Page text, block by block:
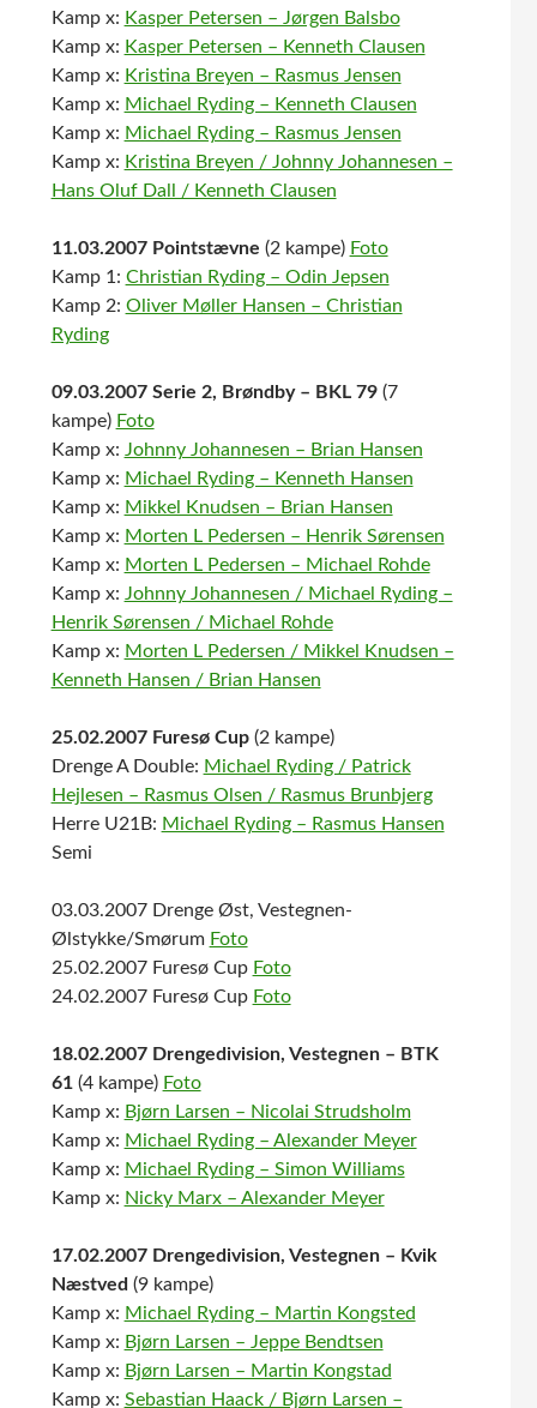
Kamp x: Kasper Petersen – Jørgen Balsbo
Kamp x: Kasper Petersen – Kenneth Clausen
Kamp x: Kristina Breyen – Rasmus Jensen
Kamp x: Michael Ryding – Kenneth Clausen
Kamp x: Michael Ryding – Rasmus Jensen
Kamp x: Kristina Breyen / Johnny Johannesen –
Hans Oluf Dall / Kenneth Clausen
11.03.2007 Pointstævne (2 kampe) Foto
Kamp 1: Christian Ryding – Odin Jepsen
Kamp 2: Oliver Møller Hansen – Christian
Ryding
09.03.2007 Serie 2, Brøndby – BKL 79(7
kampe) Foto
Kamp x: Johnny Johannesen – Brian Hansen
Kamp x: Michael Ryding – Kenneth Hansen
Kamp x: Mikkel Knudsen – Brian Hansen
Kamp x: Morten L Pedersen – Henrik Sørensen
Kamp x: Morten L Pedersen – Michael Rohde
Kamp x: Johnny Johannesen / Michael Ryding –
Henrik Sørensen / Michael Rohde
Kamp x: Morten L Pedersen / Mikkel Knudsen –
Kenneth Hansen / Brian Hansen
25.02.2007 Furesø Cup(2 kampe)
Drenge A Double: Michael Ryding / Patrick
Hejlesen – Rasmus Olsen / Rasmus Brunbjerg
Herre U21B: Michael Ryding – Rasmus Hansen
Semi
03.03.2007 Drenge Øst, Vestegnen-
Ølstykke/Smørum Foto
25.02.2007 Furesø Cup Foto
24.02.2007 Furesø Cup Foto
18.02.2007 Drengedivision, Vestegnen – BTK
61(4 kampe) Foto
Kamp x: Bjørn Larsen – Nicolai Strudsholm
Kamp x: Michael Ryding – Alexander Meyer
Kamp x: Michael Ryding – Simon Williams
Kamp x: Nicky Marx – Alexander Meyer
17.02.2007 Drengedivision, Vestegnen – Kvik
Næstved (9 kampe)
Kamp x: Michael Ryding – Martin Kongsted
Kamp x: Bjørn Larsen – Jeppe Bendtsen
Kamp x: Bjørn Larsen – Martin Kongstad
Kamp x: Sebastian Haack / Bjørn Larsen –